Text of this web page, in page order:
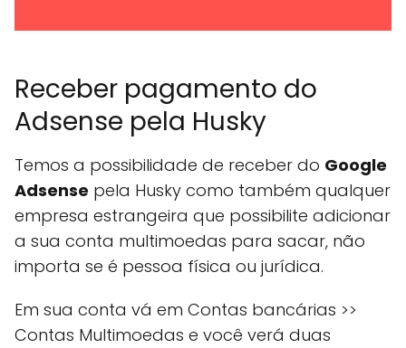
Receber pagamento do
Adsense pela Husky
Temos a possibilidade de receber do Google
Adsense pela Husky como também qualquer
empresa estrangeira que possibilite adicionar
a sua conta multimoedas para sacar, não
importa se é pessoa física ou jurídica.
Em sua conta vá em Contas bancárias >>
Contas Multimoedas e você verá duas